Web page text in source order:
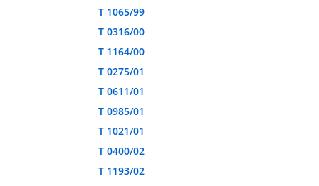
T 1065/99
T 0316/00
T 1164/00
T 0275/01
T 0611/01
T 0985/01
T 1021/01
T 0400/02
T 1193/02